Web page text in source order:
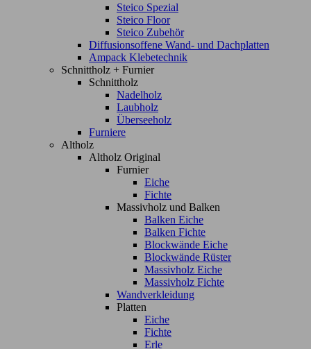
Steico Spezial
Steico Floor
Steico Zubehör
Diffusionsoffene Wand- und Dachplatten
Ampack Klebetechnik
Schnittholz + Furnier
Schnittholz
Nadelholz
Laubholz
Überseeholz
Furniere
Altholz
Altholz Original
Furnier
Eiche
Fichte
Massivholz und Balken
Balken Eiche
Balken Fichte
Blockwände Eiche
Blockwände Rüster
Massivholz Eiche
Massivholz Fichte
Wandverkleidung
Platten
Eiche
Fichte
Erle